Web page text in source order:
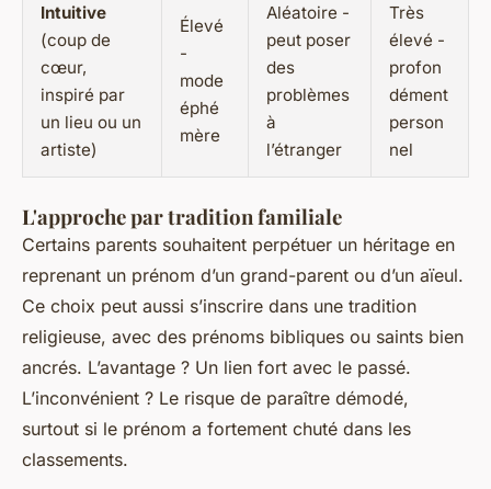
Intuitive
(coup de
cœur,
inspiré par
un lieu ou un
artiste)
Élevé
-
mode
éphé
mère
Aléatoire -
peut poser
des
problèmes
à
l’étranger
Très
élevé -
profon
dément
person
nel
L'approche par tradition familiale
Certains parents souhaitent perpétuer un héritage en
reprenant un prénom d’un grand-parent ou d’un aïeul.
Ce choix peut aussi s’inscrire dans une tradition
religieuse, avec des prénoms bibliques ou saints bien
ancrés. L’avantage ? Un lien fort avec le passé.
L’inconvénient ? Le risque de paraître démodé,
surtout si le prénom a fortement chuté dans les
classements.